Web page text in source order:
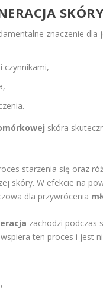
znaczenie dla
czynnikami,
skóra
starzenia się oraz
skóry. W efekcie na
dla przywrócenia
zachodzi podczas
ten proces i jest